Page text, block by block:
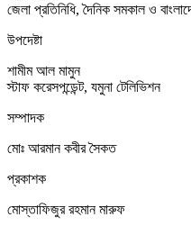
জেলা প্রতিনিধি, দৈনিক সমকাল ও
উপদেষ্টা
শামীম আল মামুন
স্টাফ করেসপন্ডেন্ট, যমুনা টেলিভিশন
সম্পাদক
মোঃ আরমান কবীর সৈকত
প্রকাশক
মোস্তাফিজুর রহমান মারুফ